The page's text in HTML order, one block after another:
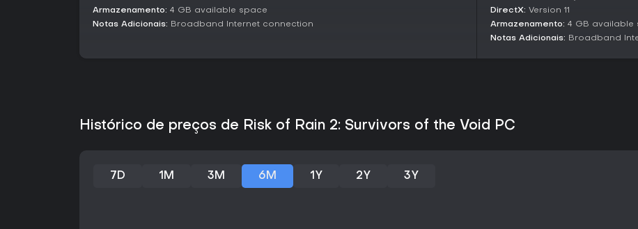
elementos de risco e
o combate a seu favor.
159.000 usuários. É ideal para
solo, especialmente com a
Armazenamento: 4 GB available space
Notas Adicionais: Broadband Internet connection
DirectX: Version 11
Armazenamento: 4 GB available
Notas Adicionais: Broadband
Histórico de preços de Risk of Rain 2: Survivors of the Void PC
7D 1M 3M 6M 1Y 2Y 3Y